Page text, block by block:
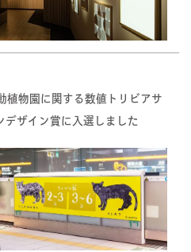
植物園に関する数値トリビアサ
デザイン賞に入選しました